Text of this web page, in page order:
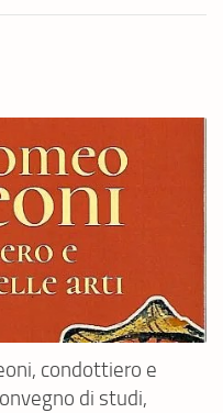
condottiero e
di studi,